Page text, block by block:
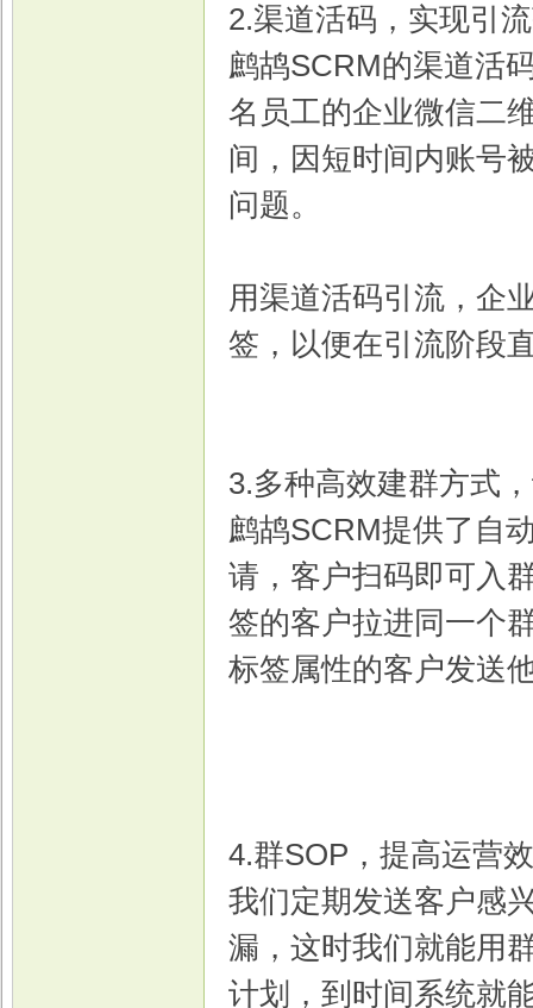
2.渠道活码，实现引
鹧鸪SCRM的渠道活
名员工的企业微信二
间，因短时间内账号
问题。
用渠道活码引流，企
签，以便在引流阶段
3.多种高效建群方式
鹧鸪SCRM提供了自
请，客户扫码即可入
签的客户拉进同一个
标签属性的客户发送
4.群SOP，提高运营
我们定期发送客户感
漏，这时我们就能用
计划，到时间系统就